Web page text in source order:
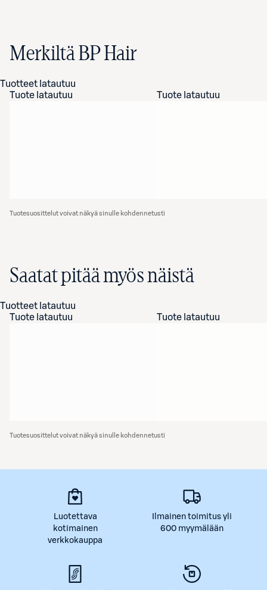
Merkiltä BP Hair
Tuotteet latautuu
Tuote latautuu
Tuote latautuu
Tuotesuosittelut voivat näkyä sinulle kohdennetusti
Saatat pitää myös näistä
Tuotteet latautuu
Tuote latautuu
Tuote latautuu
Tuotesuosittelut voivat näkyä sinulle kohdennetusti
Luotettava
kotimainen
verkkokauppa
Ilmainen toimitus yli
600 myymälään